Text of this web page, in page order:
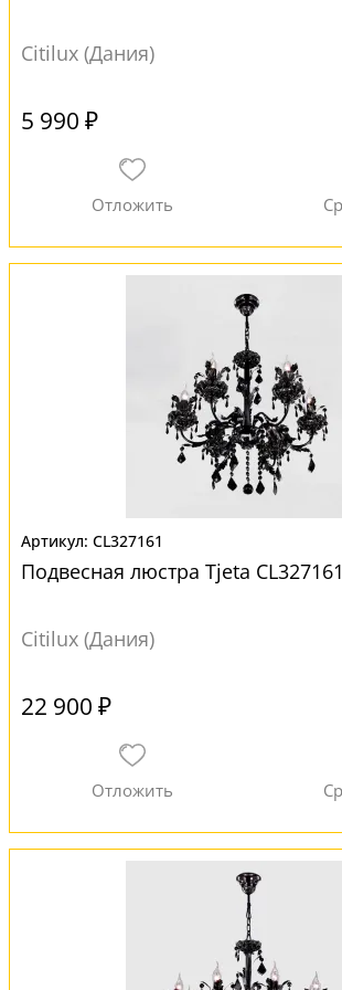
Citilux (Дания)
5 990 ₽
CL327161
Подвесная люстра Tjeta CL327161
Citilux (Дания)
22 900 ₽